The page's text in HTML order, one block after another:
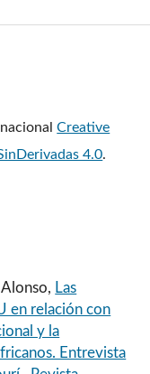
Creative
4.0.
Las
en relación con
y la
Entrevista